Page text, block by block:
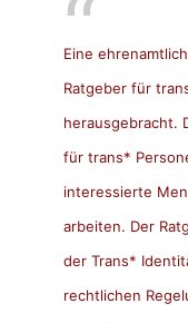
Eine
Ratgeber für
herausgebracht.
für trans*
interessierte
arbeiten. Der
der Trans*
rechtlichen